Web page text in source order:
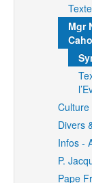
Mgr
Culture
Divers
Infos -
P.
Pape